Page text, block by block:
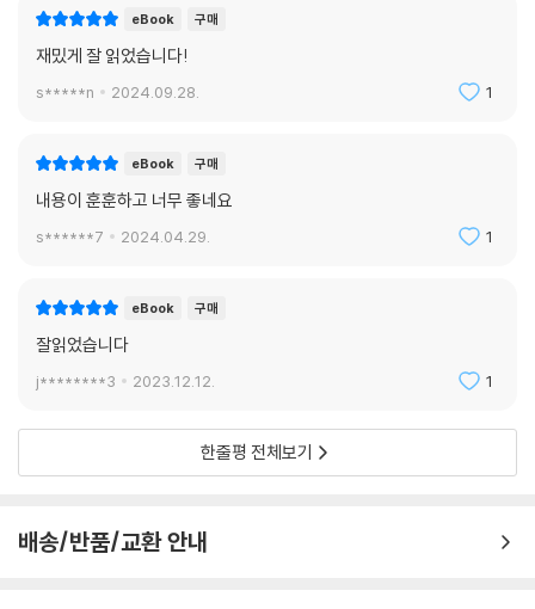
eBook 구매
재밌게 잘 읽었습니다!
s*****n 2024.09.28. 1
eBook 구매
내용이 훈훈하고 너무 좋네요
s******7 2024.04.29. 1
eBook 구매
잘읽었습니다
j********3 2023.12.12. 1
한줄평 전체보기
배송/반품/교환 안내